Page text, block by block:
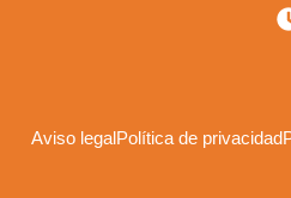
Aviso legalPolítica de privacidad